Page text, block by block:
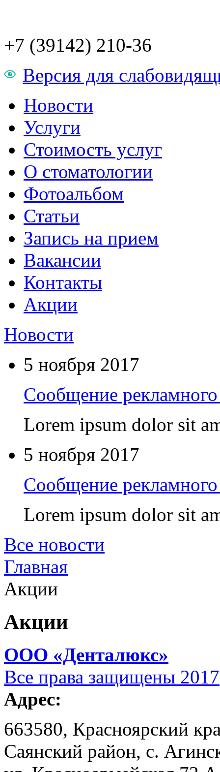
+7 (39142) 210-36
Версия для
Новости
Услуги
Стоимость услуг
О стоматологии
Фотоальбом
Статьи
Запись на прием
Вакансии
Контакты
Акции
Новости
5 ноября 2017
Сообщение рекламного
Lorem ipsum dolor sit
5 ноября 2017
Сообщение рекламного
Lorem ipsum dolor sit
Все новости
Главная
Акции
Акции
ООО «Денталюкс»
Все права защищены 2017
Адрес:
663580, Красноярский
Саянский район, с.